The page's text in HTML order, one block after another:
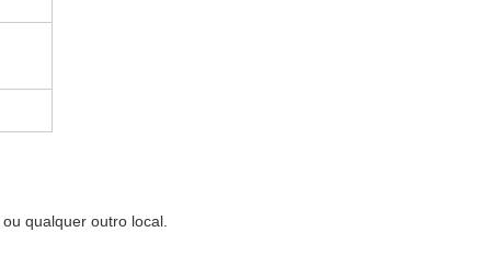
qualquer outro local.